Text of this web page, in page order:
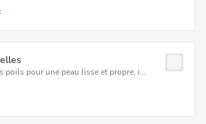
poils pour une peau lisse et propre, i...